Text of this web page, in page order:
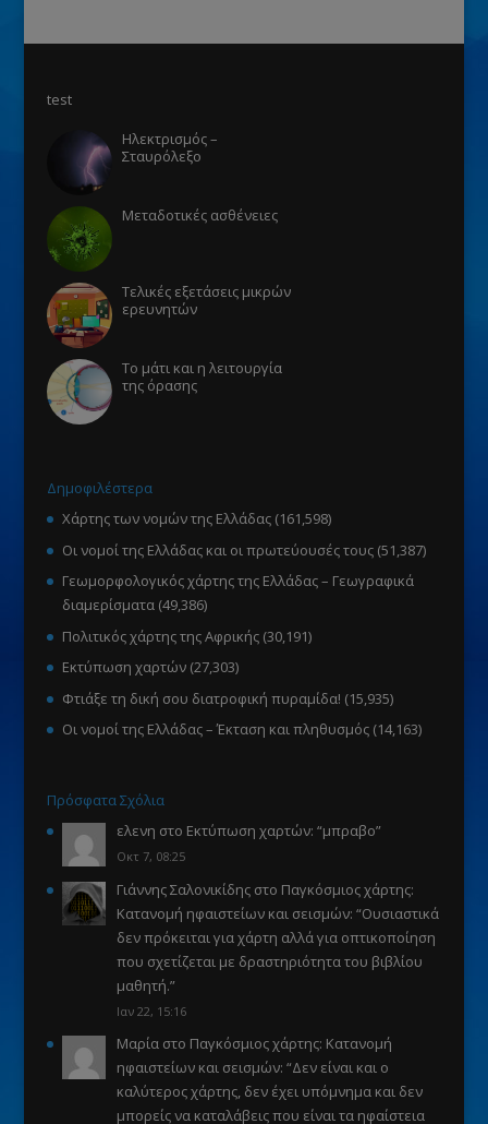
test
Ηλεκτρισμός –
Σταυρόλεξο
Μεταδοτικές ασθένειες
Τελικές εξετάσεις μικρών
ερευνητών
Το μάτι και η λειτουργία
της όρασης
Δημοφιλέστερα
Χάρτης των νομών της Ελλάδας (161,598)
Οι νομοί της Ελλάδας και οι πρωτεύουσές τους (51,387)
Γεωμορφολογικός χάρτης της Ελλάδας – Γεωγραφικά
διαμερίσματα (49,386)
Πολιτικός χάρτης της Αφρικής (30,191)
Εκτύπωση χαρτών (27,303)
Φτιάξε τη δική σου διατροφική πυραμίδα! (15,935)
Οι νομοί της Ελλάδας – Έκταση και πληθυσμός (14,163)
Πρόσφατα Σχόλια
ελενη στο Εκτύπωση χαρτών: “μπραβο”
Οκτ 7, 08:25
Γιάννης Σαλονικίδηςστο Παγκόσμιος χάρτης:
Κατανομή ηφαιστείων και σεισμών: “Ουσιαστικά
δεν πρόκειται για χάρτη αλλά για οπτικοποίηση
που σχετίζεται με δραστηριότητα του βιβλίου
μαθητή.”
Ιαν 22, 15:16
Μαρίαστο Παγκόσμιος χάρτης: Κατανομή
ηφαιστείων και σεισμών: “Δεν είναι και ο
καλύτερος χάρτης, δεν έχει υπόμνημα και δεν
μπορείς να καταλάβεις που είναι τα ηφαίστεια